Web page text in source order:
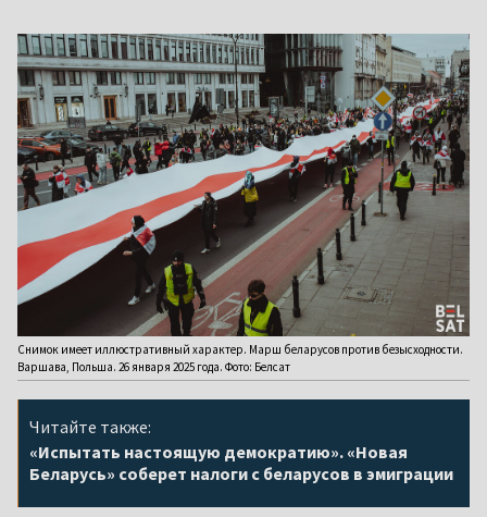
Снимок имеет иллюстративный характер. Марш беларусов против безысходности.
Варшава, Польша. 26 января 2025 года. Фото: Белсат
Читайте также:
«Испытать настоящую демократию». «Новая
Беларусь» соберет налоги с беларусов в эмиграции